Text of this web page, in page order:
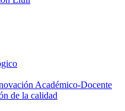
Académico-Docente
de la calidad